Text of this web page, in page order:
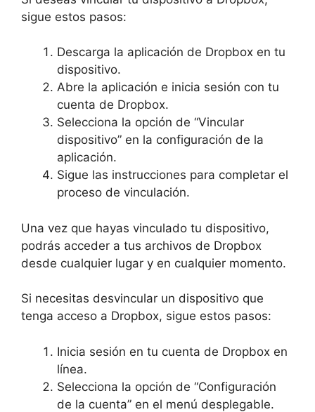
sigue estos pasos:
Descarga la aplicación de Dropbox en tu
dispositivo.
Abre la aplicación e inicia sesión con tu
cuenta de Dropbox.
Selecciona la opción de “Vincular
dispositivo” en la configuración de la
aplicación.
Sigue las instrucciones para completar el
proceso de vinculación.
Una vez que hayas vinculado tu dispositivo,
podrás acceder a tus archivos de Dropbox
desde cualquier lugar y en cualquier momento.
Si necesitas desvincular un dispositivo que
tenga acceso a Dropbox, sigue estos pasos:
Inicia sesión en tu cuenta de Dropbox en
línea.
Selecciona la opción de “Configuración
de la cuenta” en el menú desplegable.